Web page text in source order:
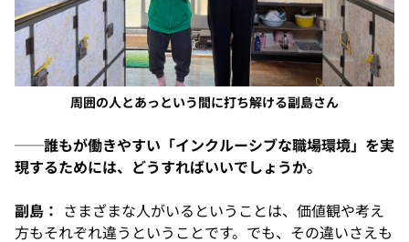
周囲の人とあっという間に打ち解ける副島さん
──誰もが働きやすい「インクルーシブな職場環境」を実
現するためには、どうすればいいでしょうか。
副島：
さまざまな人がいるということは、価値観や考え
方もそれぞれ違うということです。でも、その違いさえも